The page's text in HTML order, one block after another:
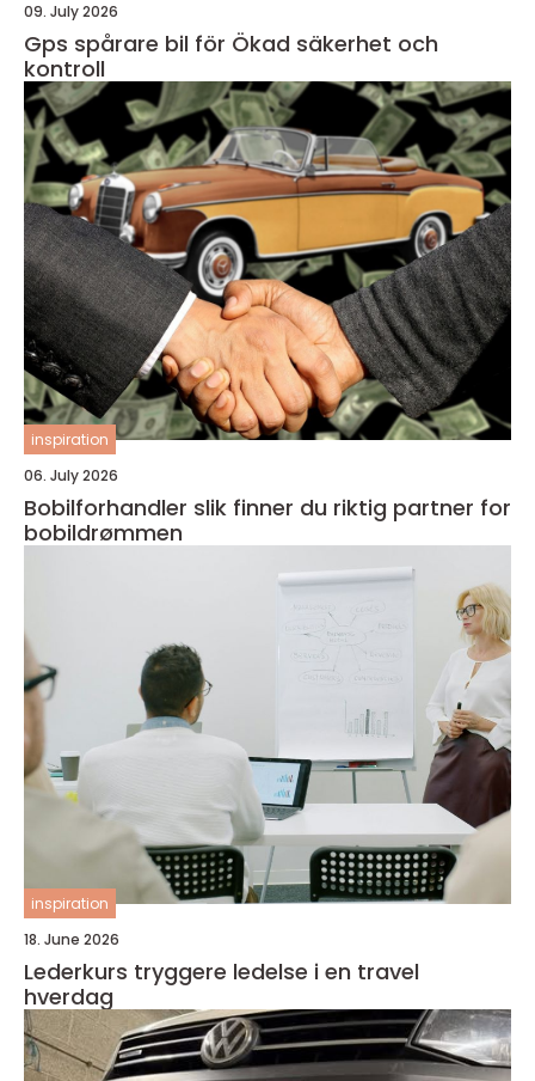
09. July 2026
Gps spårare bil för Ökad säkerhet och
kontroll
inspiration
06. July 2026
Bobilforhandler slik finner du riktig partner for
bobildrømmen
inspiration
18. June 2026
Lederkurs tryggere ledelse i en travel
hverdag